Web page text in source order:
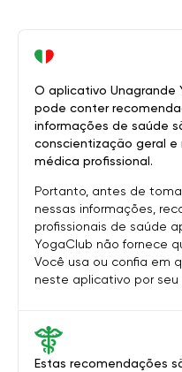
Estas recomendações
O aplicativo Unagrande
pode conter
informações de saúde
conscientização geral
médica profissional.
Portanto, antes de
nessas informações,
profissionais de saúde
YogaClub não fornece
Você usa ou confia em
neste aplicativo por seu